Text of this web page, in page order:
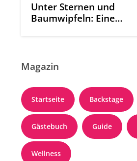
Unter Sternen und
Baumwipfeln: Eine
Magazin
Startseite Backstage
Gästebuch Guide
Wellness